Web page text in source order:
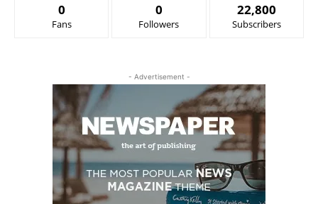
0
Fans
0
Followers
22,800
Subscribers
- Advertisement -